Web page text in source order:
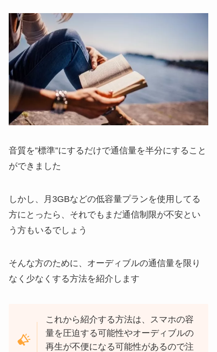
音質を”標準”にするだけで通信量を半分にすること
ができました
しかし、月3GBなどの低容量プランを使用してる
方にとったら、それでもまだ通信制限が不安とい
う方もいるでしょう
そんな方のために、オーディブルの通信量を限り
なく少なくする方法を紹介します
これから紹介する方法は、スマホの容
量を圧迫する可能性やオーディブルの
再生が不便になる可能性があるので注